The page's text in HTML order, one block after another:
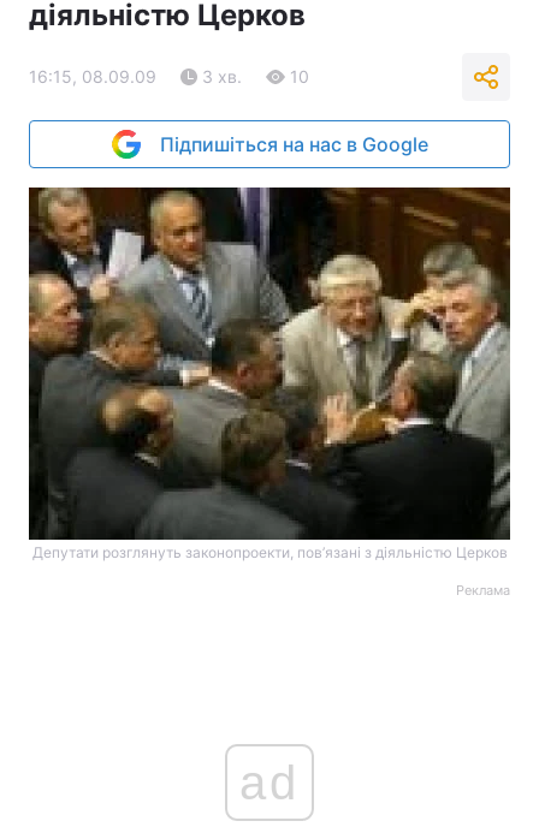
діяльністю Церков
16:15, 08.09.09 3 хв. 10
Підпишіться на нас в Google
Депутати розглянуть законопроекти, пов’язані з діяльністю Церков
Реклама
ad